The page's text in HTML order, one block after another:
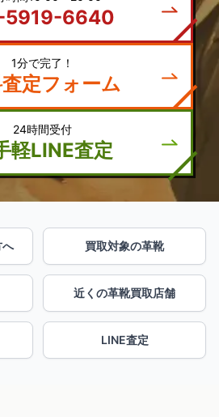
6640
1分で完了！
定フォーム
24時間受付
軽LINE査定
へ 買取対象の革靴
近くの革靴買取店舗
LINE査定